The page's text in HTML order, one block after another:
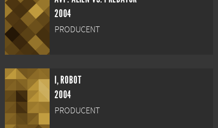
2004
PRODUCENT
I, ROBOT
2004
PRODUCENT